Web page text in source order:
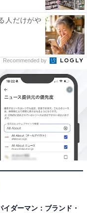
ーナー 軽量 1.1Kg
スティック 日本製
ー スタンド付き
人だけがや
Recommended by
イダーマン：ブランド・